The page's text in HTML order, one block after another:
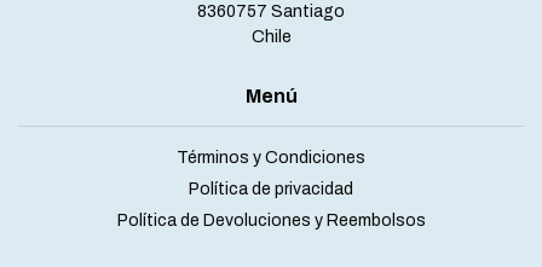
8360757 Santiago
Chile
Menú
Términos y Condiciones
Política de privacidad
Política de Devoluciones y Reembolsos